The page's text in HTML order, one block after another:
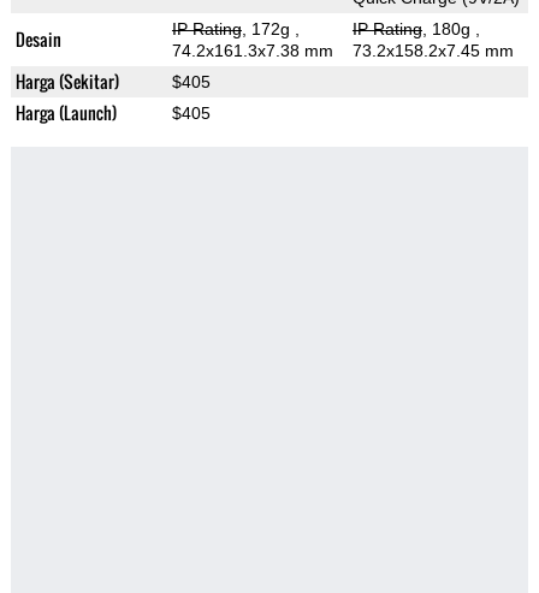
Desain IP Rating, 172g
74.2x161.3x7.38 mm
IP Rating, 180g
73.2x158.2x7.45 mm
Harga (Sekitar) $405
Harga (Launch) $405